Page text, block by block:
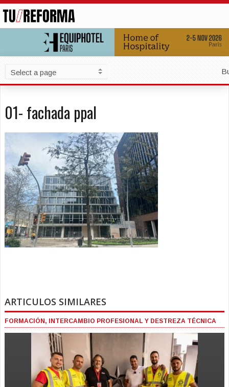
01- fachada ppal
ARTICULOS SIMILARES
FORMACIÓN, INTERCAMBIO PROFESIONAL Y DESTREZA TÉCNICA